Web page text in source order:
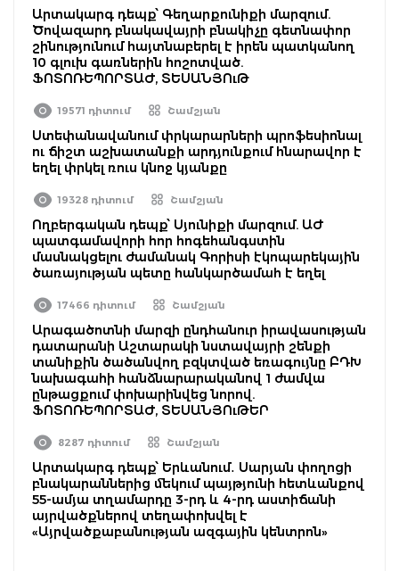
Արտակարգ դեպք՝ Գեղարքունիքի մարզում.
Ծովազարդ բնակավայրի բնակիչը գետնափոր
շինությունում հայտնաբերել է իրեն պատկանող
10 գլուխ գառներին հոշոտված.
ՖՈՏՈՌԵՊՈՐՏԱԺ, ՏԵՍԱՆՅՈւԹ
19571 դիտում Շամշյան
Ստեփանավանում փրկարարների պրոֆեսիոնալ
ու ճիշտ աշխատանքի արդյունքում հնարավոր է
եղել փրկել ռուս կնոջ կյանքը
19328 դիտում Շամշյան
Ողբերգական դեպք՝ Սյունիքի մարզում. ԱԺ
պատգամավորի հոր հոգեհանգստին
մասնակցելու ժամանակ Գորիսի էկոպարեկային
ծառայության պետը հանկարծամահ է եղել
17466 դիտում Շամշյան
Արագածոտնի մարզի ընդհանուր իրավասության
դատարանի Աշտարակի նստավայրի շենքի
տանիքին ծածանվող բզկտված եռագույնը ԲԴԽ
նախագահի հանձնարարականով 1 ժամվա
ընթացքում փոխարինվեց նորով.
ՖՈՏՈՌԵՊՈՐՏԱԺ, ՏԵՍԱՆՅՈւԹԵՐ
8287 դիտում Շամշյան
Արտակարգ դեպք՝ Երևանում․ Սարյան փողոցի
բնակարաններից մեկում պայթյունի հետևանքով
55-ամյա տղամարդը 3-րդ և 4-րդ աստիճանի
այրվածքներով տեղափոխվել է
«Այրվածքաբանության ազգային կենտրոն»